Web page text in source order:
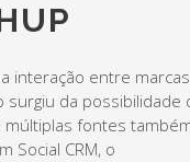
interação entre
da
fontes
Social CRM, o